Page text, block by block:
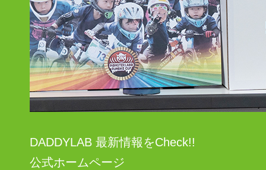
DADDYLAB 最新情報をCheck!!
公式ホームページ